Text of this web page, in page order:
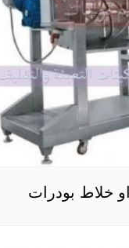
خلاط بودرات